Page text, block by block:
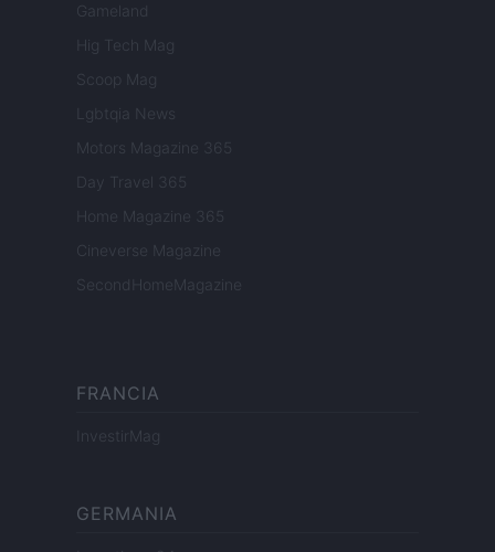
Gameland
Hig Tech Mag
Scoop Mag
Lgbtqia News
Motors Magazine 365
Day Travel 365
Home Magazine 365
Cineverse Magazine
SecondHomeMagazine
FRANCIA
InvestirMag
GERMANIA